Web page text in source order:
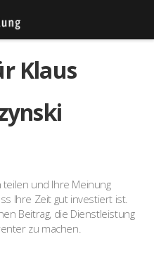
Klaus
teilen und Ihre Meinung
Ihre Zeit gut investiert ist.
Beitrag, die Dienstleistung
zu machen.